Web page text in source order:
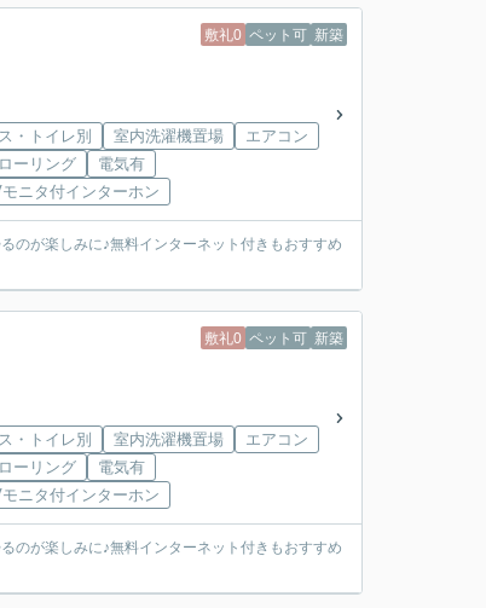
敷礼0 ペット可 新築
・トイレ別 室内洗濯機置場
エアコン
ーリング
電気有
ニタ付インターホン
のが楽しみに♪無料インターネット付きもおすすめ
敷礼0 ペット可 新築
・トイレ別 室内洗濯機置場
エアコン
ーリング
電気有
ニタ付インターホン
のが楽しみに♪無料インターネット付きもおすすめ